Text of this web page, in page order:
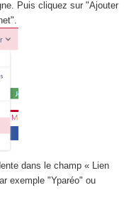
Puis cliquez sur "Ajouter
dans le champ « Lien
exemple "Yparéo" ou